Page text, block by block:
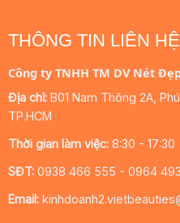
THÔNG TIN LIÊN HỆ
Công ty TNHH TM DV Nét
Địa chỉ: B01 Nam Thông 2A,
TP.HCM
Thời gian làm việc:8:30 - 17:30
SĐT:0938 466 555 - 0964
Email: